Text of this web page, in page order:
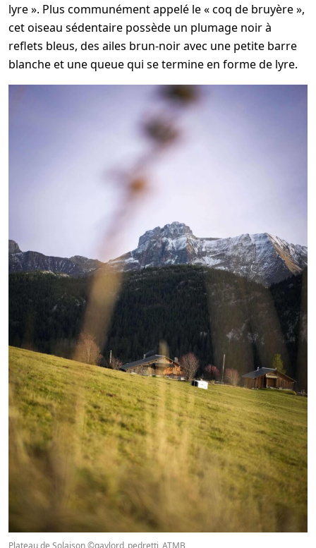
lyre ». Plus communément appelé le « coq de bruyère »,
cet oiseau sédentaire possède un plumage noir à
reflets bleus, des ailes brun-noir avec une petite barre
blanche et une queue qui se termine en forme de lyre.